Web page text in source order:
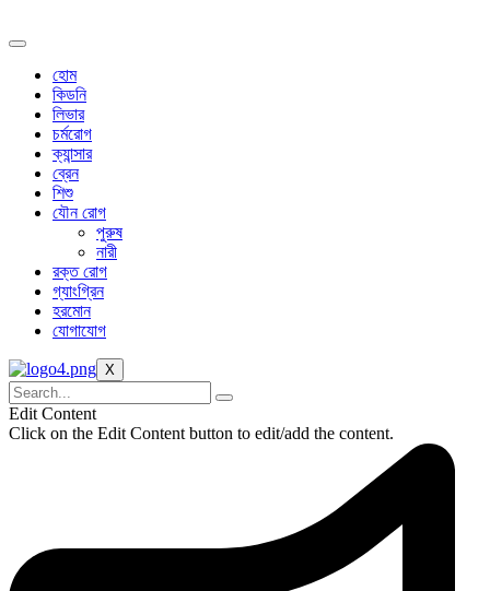
to
হোম
কিডনি
লিভার
চর্মরোগ
ক্যান্সার
ব্রেন
শিশু
যৌন রোগ
পুরুষ
নারী
রক্ত রোগ
গ্যাংগ্রিন
হরমোন
যোগাযোগ
X
Edit Content
Click on the Edit Content button to edit/add the content.